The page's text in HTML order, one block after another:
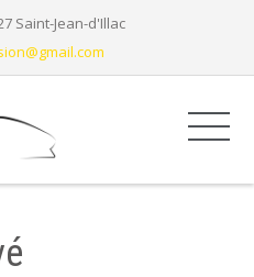
Saint-Jean-d'Illac